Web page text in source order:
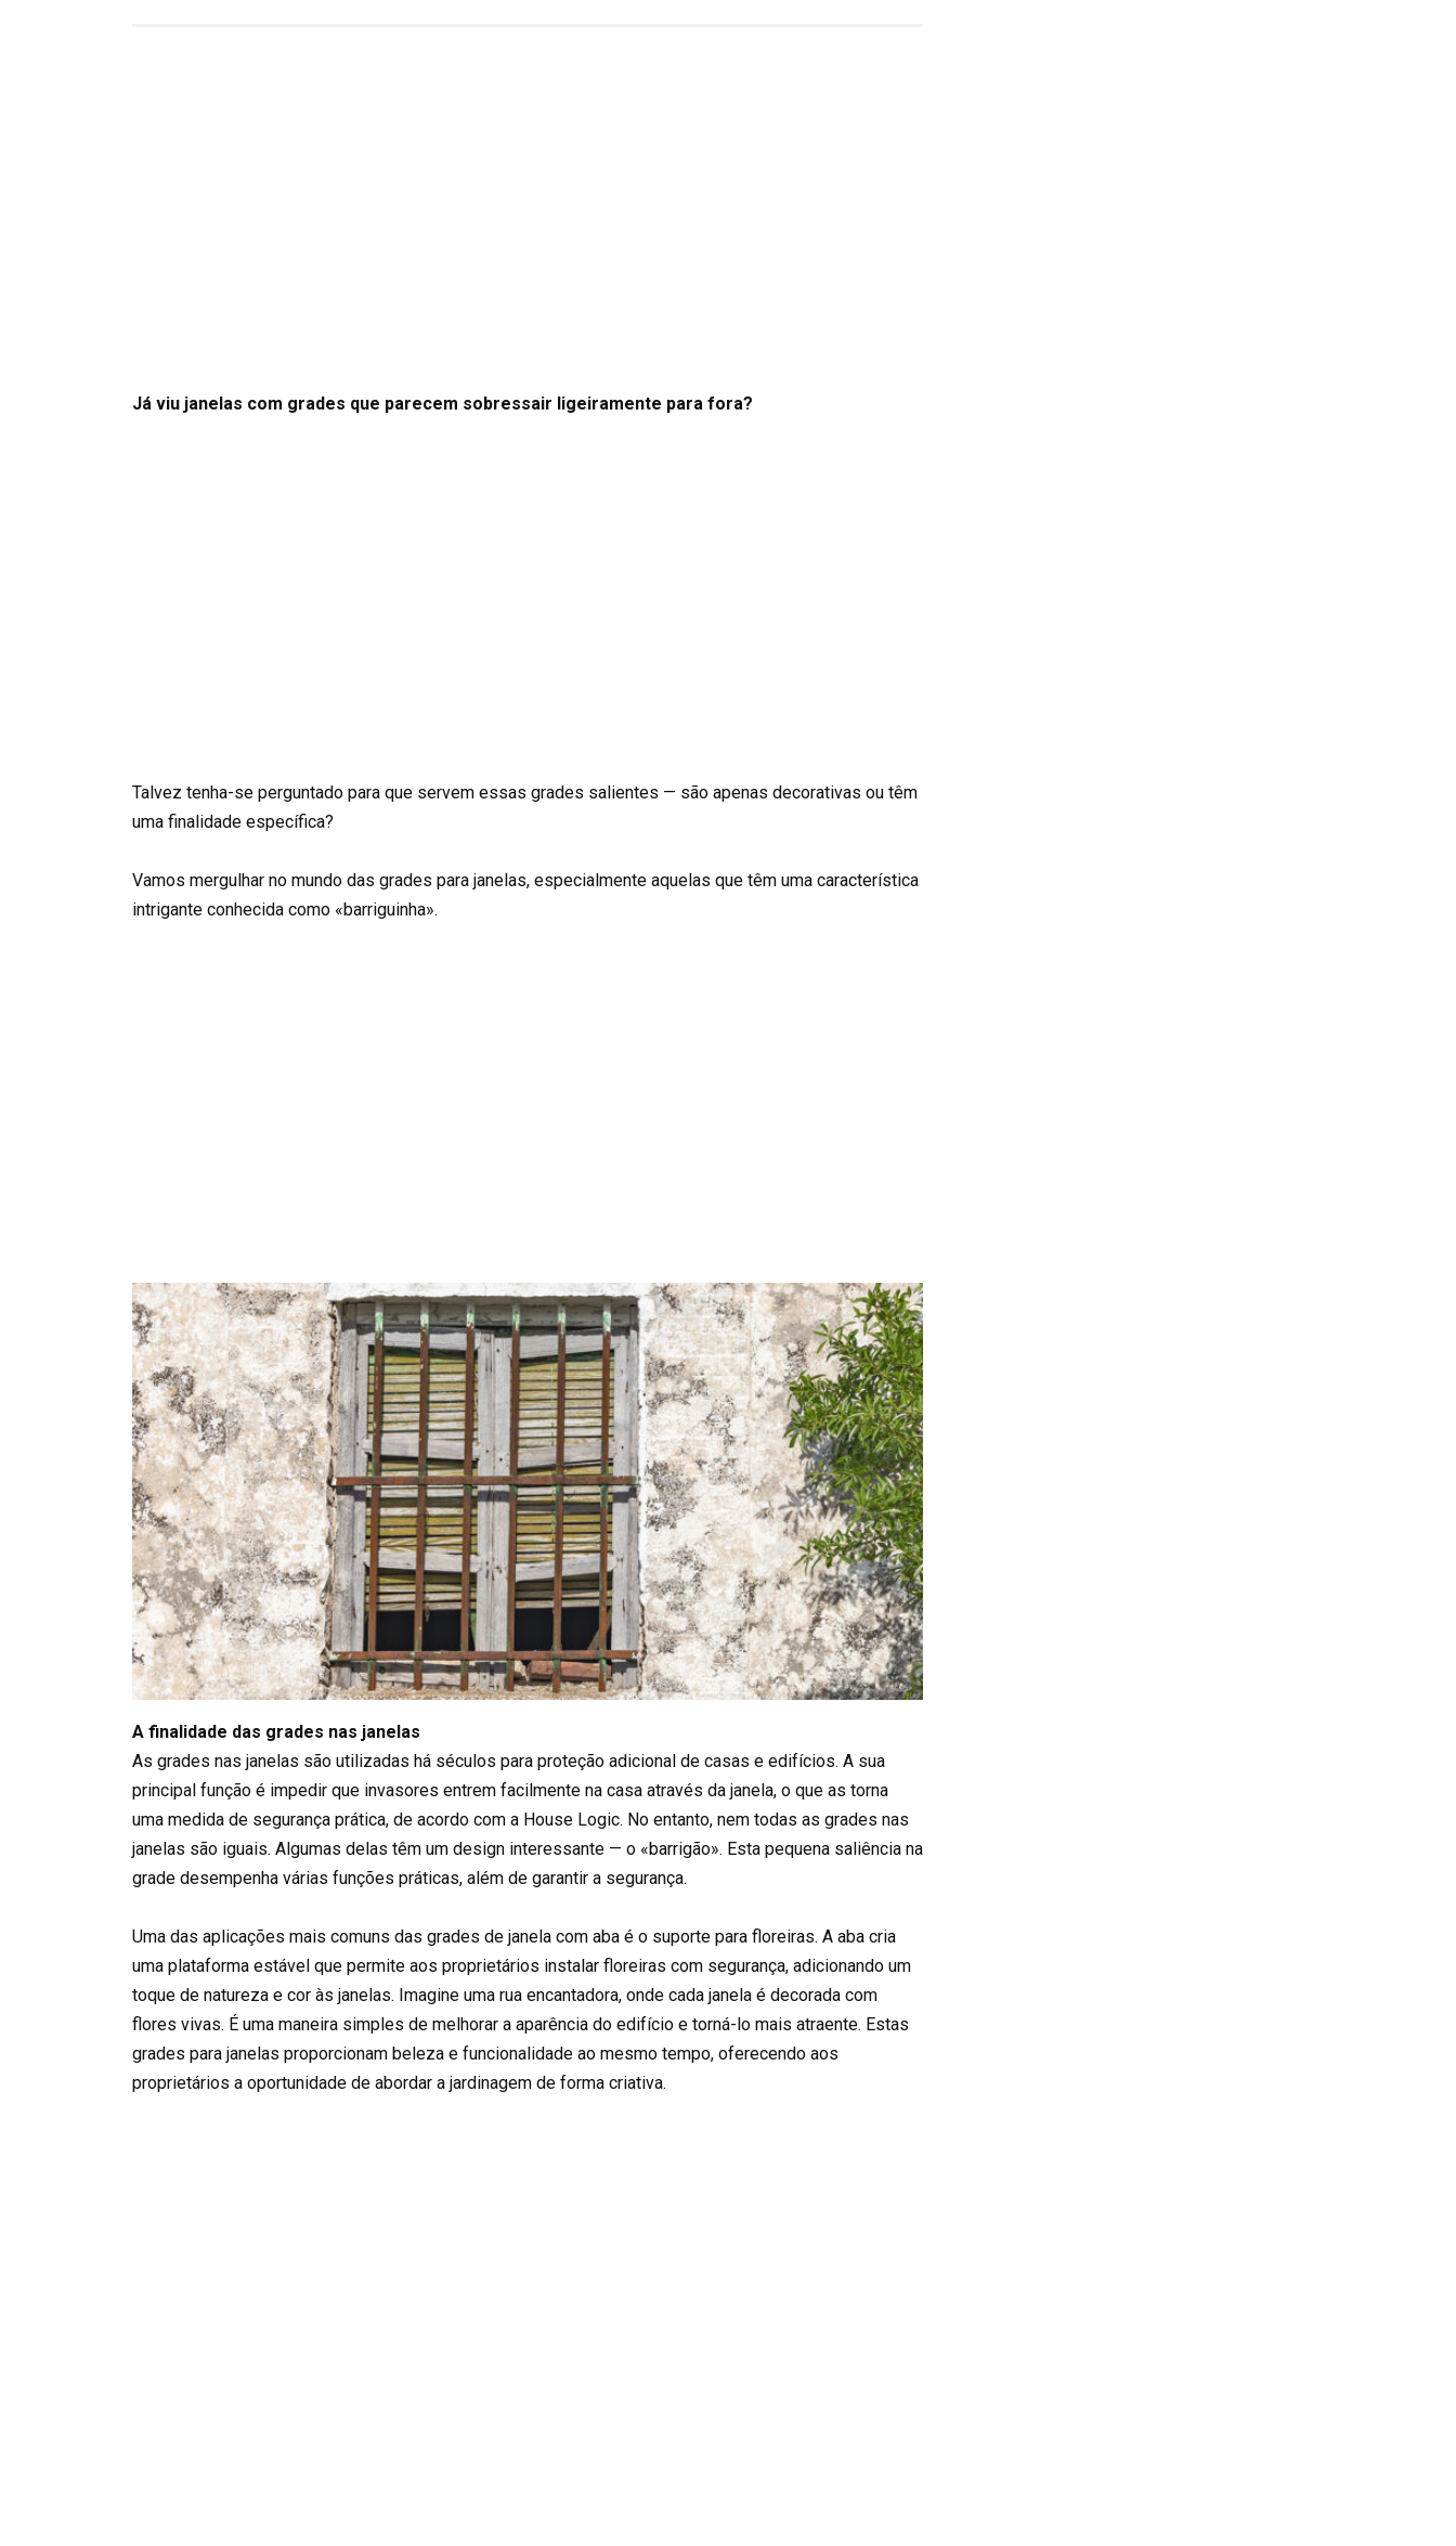
Já viu janelas com grades que parecem sobressair ligeiramente para fora?
Talvez tenha-se perguntado para que servem essas grades salientes — são apenas decorativas ou têm
uma finalidade específica?
Vamos mergulhar no mundo das grades para janelas, especialmente aquelas que têm uma característica
intrigante conhecida como «barriguinha».
A finalidade das grades nas janelas
As grades nas janelas são utilizadas há séculos para proteção adicional de casas e edifícios. A sua
principal função é impedir que invasores entrem facilmente na casa através da janela, o que as torna
uma medida de segurança prática, de acordo com a House Logic. No entanto, nem todas as grades nas
janelas são iguais. Algumas delas têm um design interessante — o «barrigão». Esta pequena saliência na
grade desempenha várias funções práticas, além de garantir a segurança.
Uma das aplicações mais comuns das grades de janela com aba é o suporte para floreiras. A aba cria
uma plataforma estável que permite aos proprietários instalar floreiras com segurança, adicionando um
toque de natureza e cor às janelas. Imagine uma rua encantadora, onde cada janela é decorada com
flores vivas. É uma maneira simples de melhorar a aparência do edifício e torná-lo mais atraente. Estas
grades para janelas proporcionam beleza e funcionalidade ao mesmo tempo, oferecendo aos
proprietários a oportunidade de abordar a jardinagem de forma criativa.